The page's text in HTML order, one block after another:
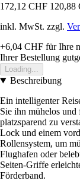
172,12 CHF 120,88
inkl. MwSt. zzgl.
+6,04 CHF für Ihre
Ihrer Bestellung
Loading...
Beschreibung
Ein intelligenter
Sie ihn mühelos und
platzsparend zu
Lock und einem
Rollensystem, um
Flughafen oder
Seiten-Griffe
Förderband.